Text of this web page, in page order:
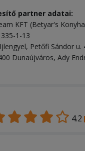
partner adatai:
KFT (Betyar's
1-13
Petőfi Sándor u.
Dunaújváros, Ady
4.2